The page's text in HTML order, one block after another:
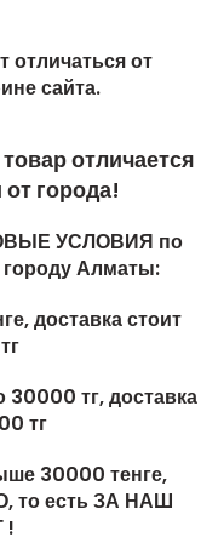
отличаться от
сайта.
отличается
города!
УСЛОВИЯ по
Алматы:
доставка стоит
30000 тг, доставка
тг
30000 тенге,
то есть ЗА НАШ
!